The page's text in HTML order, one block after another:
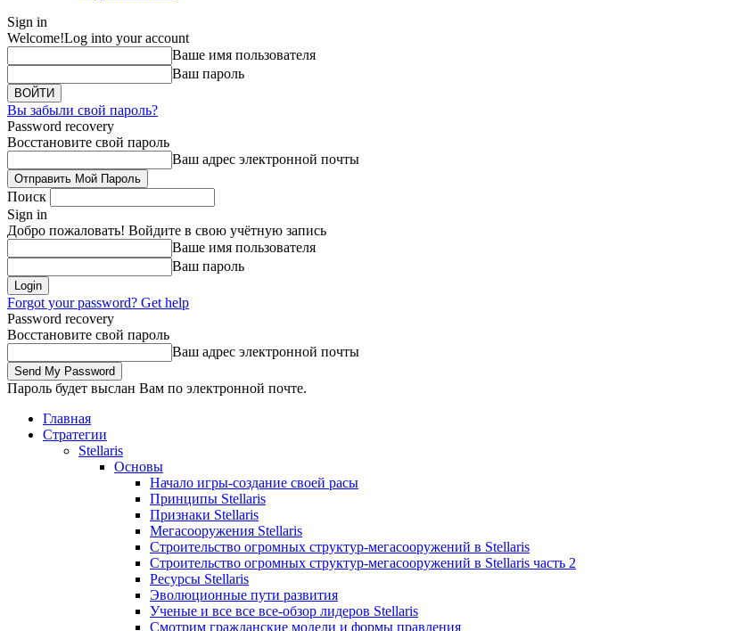
Sign in
Welcome!Log into your account
Ваше имя пользователя
Ваш пароль
Вы забыли свой пароль?
Password recovery
Восстановите свой пароль
Ваш адрес электронной почты
Поиск
Sign in
Добро пожаловать! Войдите в свою учётную запись
Ваше имя пользователя
Ваш пароль
Forgot your password? Get help
Password recovery
Восстановите свой пароль
Ваш адрес электронной почты
Пароль будет выслан Вам по электронной почте.
Главная
Стратегии
Stellaris
Основы
Начало игры-создание своей расы
Принципы Stellaris
Признаки Stellaris
Мегасооружения Stellaris
Строительство огромных структур-мегасооружений в Stellaris
Строительство огромных структур-мегасооружений в Stellaris часть 2
Ресурсы Stellaris
Эволюционные пути развития
Ученые и все все все-обзор лидеров Stellaris
Смотрим гражданские модели и формы правления